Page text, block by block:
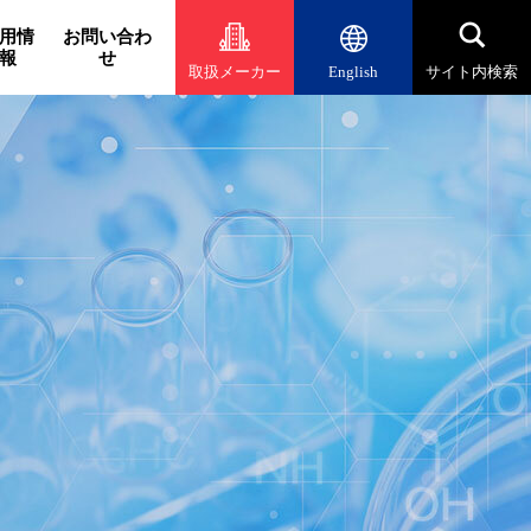
情
報
お問い合わ
せ
取扱メーカー English サイト内検索